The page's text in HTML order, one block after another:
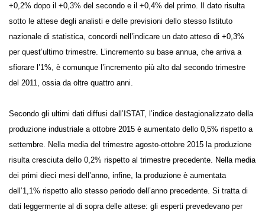
si è attestata a +0,2% dopo il +0,3% del secondo e il +0,4% del primo. Il
dato risulta sotto le attese degli analisti e delle previsioni dello stesso
Istituto nazionale di statistica, concordi nell’indicare un dato atteso di
+0,3% per quest’ultimo trimestre. L’incremento su base annua, che
arriva a sfiorare l’1%, è comunque l’incremento più alto dal secondo
trimestre del 2011, ossia da oltre quattro anni.
Secondo gli ultimi dati diffusi dall’ISTAT, l’indice destagionalizzato della
produzione industriale a ottobre 2015 è aumentato dello 0,5% rispetto
a settembre. Nella media del trimestre agosto-ottobre 2015 la
produzione risulta cresciuta dello 0,2% rispetto al trimestre
precedente. Nella media dei primi dieci mesi dell’anno, infine, la
produzione è aumentata dell’1,1% rispetto allo stesso periodo
dell’anno precedente. Si tratta di dati leggermente al di sopra delle